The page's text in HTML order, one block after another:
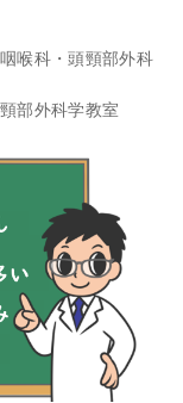
喉科・頭頸部外科
部外科学教室